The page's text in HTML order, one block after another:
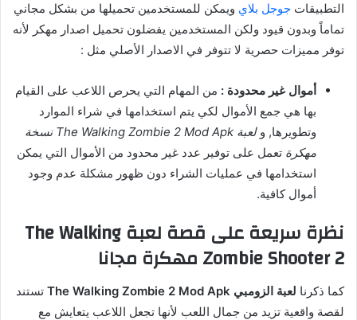
التطبيقات جوجل بلاي ويمكن للمستخدمين تحميلها من بشكل مجاني
تماماً وبدون قيود ولكن المستخدمين يفضلون تحميل اصدار مهكر لأنه
توفر مميزات حصرية لا تتوفر في الاصدار الأصلي مثل :
أموال غير محدودة : من المهام التي يحرص اللاعب على القيام
بها هي جمع الأموال لكي يتم استخدامها في شراء الموارد
وتطويرها, و
لعبة The Walking Zombie 2 Mod Apk نسخة
مهكرة تعمل على توفير عدد غير محدود من الأموال التي يمكن
استخدامها في عمليات الشراء دون ظهور مشكلة عدم وجود
أموال كافية.
نظرة سريعة على قصة لعبة The Walking
Zombie Shooter 2 مهكرة مجانا
كما ذكرنا لعبة الزومبي The Walking Zombie 2 Mod Apk
تستند
لقصة واقعية تزيد من جمال اللعب لأنها تجعل اللاعب يتعايش مع